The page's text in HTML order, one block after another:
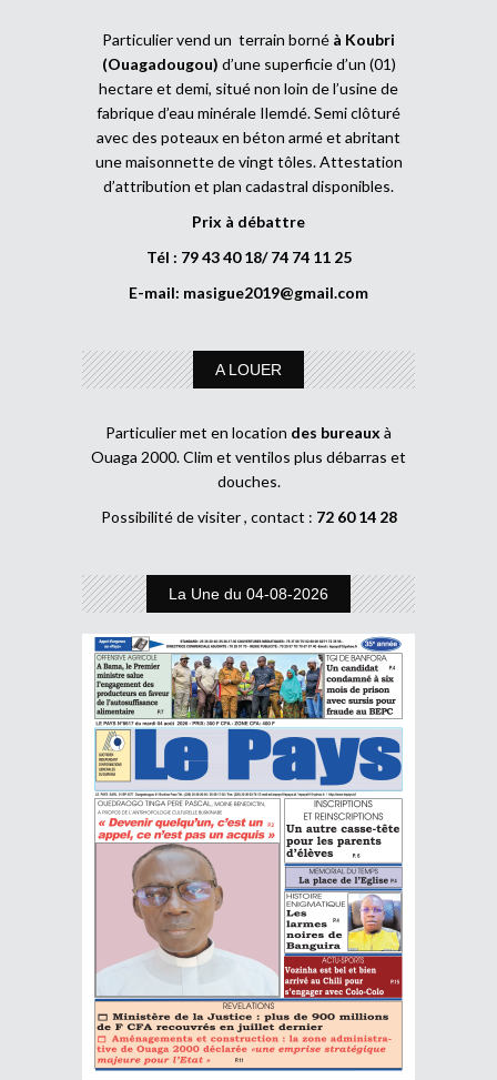
Particulier vend un terrain borné à Koubri
(Ouagadougou) d’une superficie d’un (01)
hectare et demi, situé non loin de l’usine de
fabrique d’eau minérale Ilemdé. Semi clôturé
avec des poteaux en béton armé et abritant
une maisonnette de vingt tôles. Attestation
d’attribution et plan cadastral disponibles.
Prix à débattre
Tél : 79 43 40 18/ 74 74 11 25
E-mail: masigue2019@gmail.com
A LOUER
Particulier met en location des bureaux à
Ouaga 2000. Clim et ventilos plus débarras et
douches.
Possibilité de visiter , contact : 72 60 14 28
La Une du 04-08-2026